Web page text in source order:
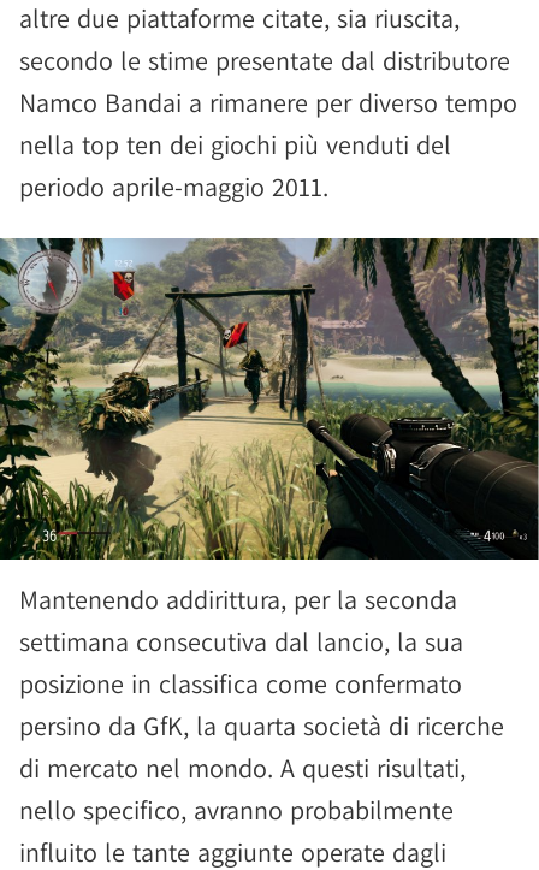
altre due piattaforme citate, sia riuscita,
secondo le stime presentate dal distributore
Namco Bandai a rimanere per diverso tempo
nella top ten dei giochi più venduti del
periodo aprile-maggio 2011.
Mantenendo addirittura, per la seconda
settimana consecutiva dal lancio, la sua
posizione in classifica come confermato
persino da GfK, la quarta società di ricerche
di mercato nel mondo. A questi risultati,
nello specifico, avranno probabilmente
influito le tante aggiunte operate dagli